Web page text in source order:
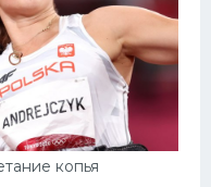
копья